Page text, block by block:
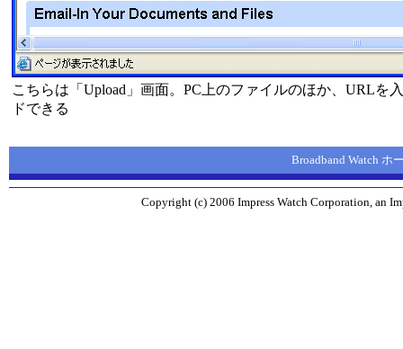
こちらは「Upload」画面。PC上のファイルのほか、URLを
ドできる
Broadband Watch ホ
Copyright (c) 2006 Impress Watch Corporation, an